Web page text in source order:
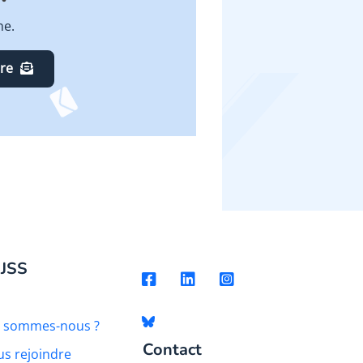
sommes-nous ?
rejoindre
Contact